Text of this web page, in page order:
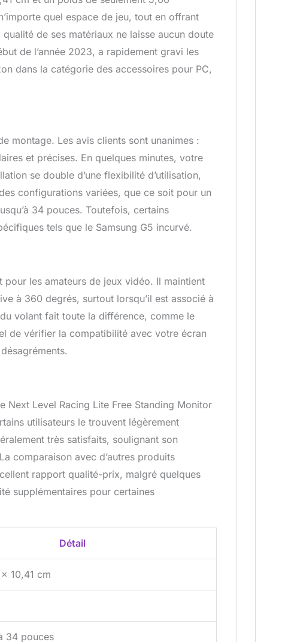
quel espace de jeu, tout en offrant
de ses matériaux ne laisse aucun doute
de l’année 2023, a rapidement gravi les
dans la catégorie des accessoires pour PC,
montage. Les avis clients sont unanimes :
et précises. En quelques minutes, votre
se double d’une flexibilité d’utilisation,
configurations variées, que ce soit pour un
34 pouces. Toutefois, certains
tels que le Samsung G5 incurvé.
les amateurs de jeux vidéo. Il maintient
à 360 degrés, surtout lorsqu’il est associé à
volant fait toute la différence, comme le
de vérifier la compatibilité avec votre écran
Next Level Racing Lite Free Standing Monitor
utilisateurs le trouvent légèrement
très satisfaits, soulignant son
comparaison avec d’autres produits
rapport qualité-prix, malgré quelques
supplémentaires pour certaines
Détail
10,41 cm
34 pouces